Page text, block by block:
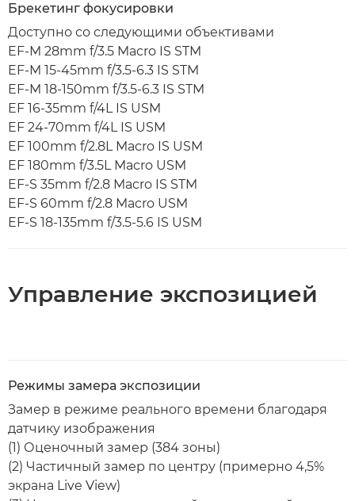
Брекетинг фокусировки
Доступно со следующими объективами
EF-M 28mm f/3.5 Macro IS STM
EF-M 15-45mm f/3.5-6.3 IS STM
EF-M 18-150mm f/3.5-6.3 IS STM
EF 16-35mm f/4L IS USM
EF 24-70mm f/4L IS USM
EF 100mm f/2.8L Macro IS USM
EF 180mm f/3.5L Macro USM
EF-S 35mm f/2.8 Macro IS STM
EF-S 60mm f/2.8 Macro USM
EF-S 18-135mm f/3.5-5.6 IS USM
Управление экспозицией
Режимы замера экспозиции
Замер в режиме реального времени благодаря
датчику изображения
(1) Оценочный замер (384 зоны)
(2) Частичный замер по центру (примерно 4,5%
экрана Live View)